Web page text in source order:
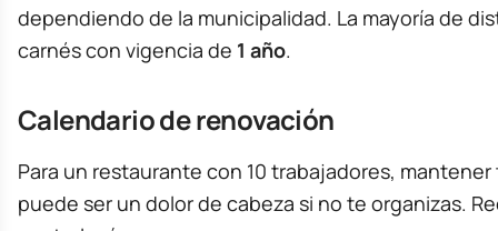
dependiendo de la municipalidad. La mayoría de
carnés con vigencia de 1 año.
Calendario de renovación
Para un restaurante con 10 trabajadores,
puede ser un dolor de cabeza si no te organizas.